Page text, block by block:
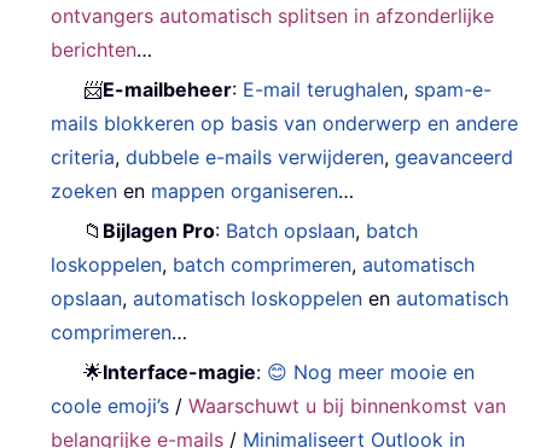
ontvangers automatisch splitsen in afzonderlijke
berichten…
📨E-mailbeheer: E-mail terughalen, spam-e-
mails blokkeren op basis van onderwerp en andere
criteria,dubbele e-mails verwijderen,geavanceerd
zoeken en mappen organiseren…
📁 Bijlagen Pro: Batch opslaan, batch
loskoppelen, batch comprimeren,automatisch
opslaan,automatisch loskoppelen enautomatisch
comprimeren…
🌟Interface-magie: 😊 Nog meer mooie en
coole emoji’s /Waarschuwt u bij binnenkomst van
belangrijke e-mails / Minimaliseert Outlook in